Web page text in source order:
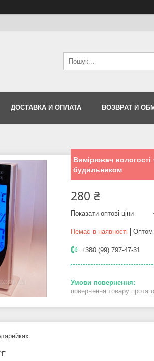
ДОСТАВКА И ОПЛАТА ВОЗВРАТ И
Вимірювач вологості
будильником
280 ₴
Показати оптові ціни
Немає в наявності Оптом
+380 (99) 797-47-31
повернення товару